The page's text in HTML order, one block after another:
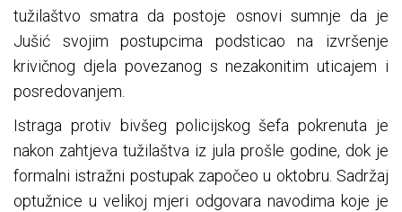
tužilaštvo smatra da postoje osnovi sumnje da je
Jušić svojim postupcima podsticao na izvršenje
krivičnog djela povezanog s nezakonitim uticajem i
posredovanjem.
Istraga protiv bivšeg policijskog šefa pokrenuta je
nakon zahtjeva tužilaštva iz jula prošle godine, dok je
formalni istražni postupak započeo u oktobru. Sadržaj
optužnice u velikoj mjeri odgovara navodima koje je